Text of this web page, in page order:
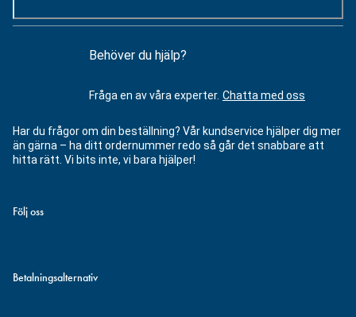
Behöver du hjälp?
Fråga en av våra experter. Chatta med oss
Har du frågor om din beställning? Vår kundservice hjälper dig mer
än gärna – ha ditt ordernummer redo så går det snabbare att
hitta rätt. Vi bits inte, vi bara hjälper!
Följ oss
Betalningsalternativ